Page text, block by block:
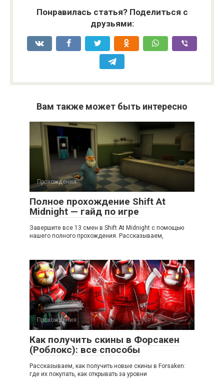
Понравилась статья? Поделиться с
друзьями:
Вам также может быть интересно
Прохождения
Полное прохождение Shift At
Midnight — гайд по игре
Завершите все 13 смен в Shift At Midnight с помощью
нашего полного прохождения. Рассказываем,
Прохождения
Как получить скины в Форсакен
(Роблокс): все способы
Рассказываем, как получить новые скины в Forsaken:
где их покупать, как открывать за уровни